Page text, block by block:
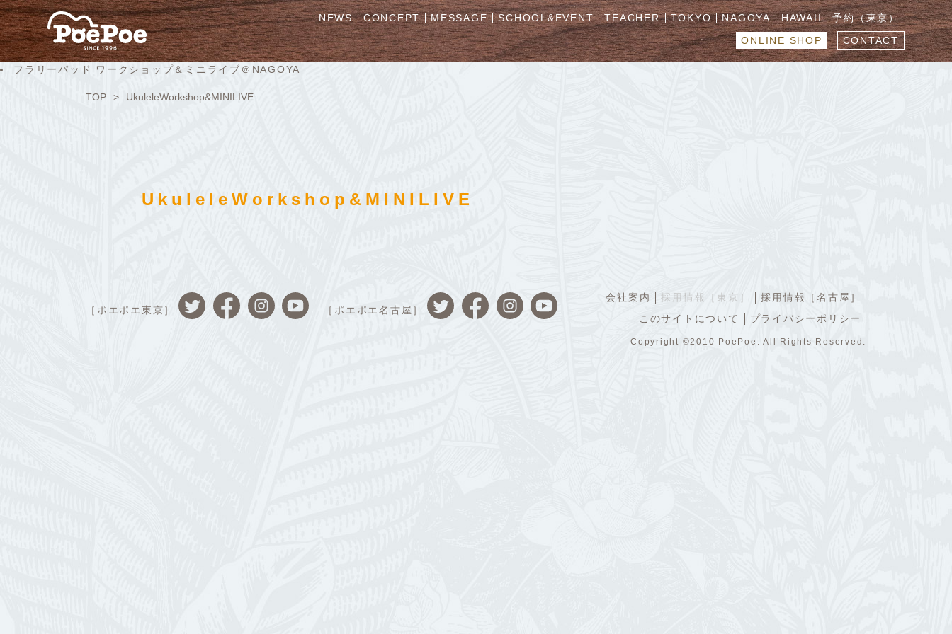
NEWS CONCEPT MESSAGE SCHOOL&EVENT TEACHER TOKYO NAGOYA HAWAII
予約（東京）
ONLINE SHOP
CONTACT
フラリーパッド ワークショップ＆ミニライブ＠NAGOYA
TOP UkuleleWorkshop&MINILIVE
UkuleleWorkshop&MINILIVE
［ポエポエ東京］ ［ポエポエ名古屋］
会社案内 採用情報［東京］
採用情報［名古屋］
このサイトについて
プライバシーポリシー
Copyright ©2010 PoePoe. All Rights Reserved.